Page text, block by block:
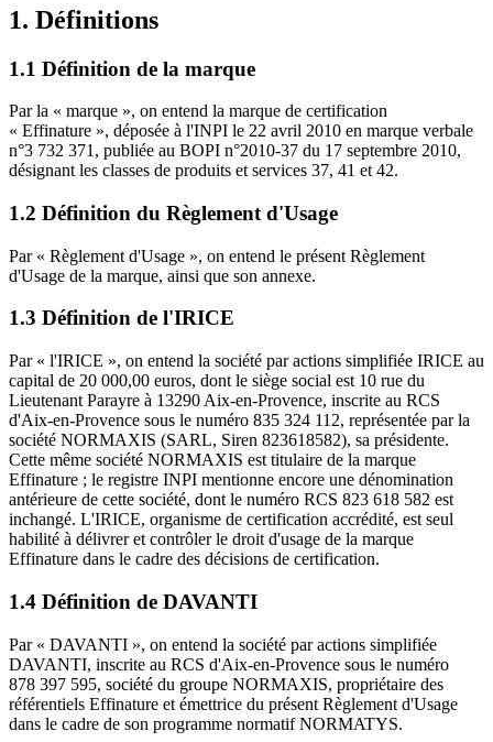
1. Définitions
1.1 Définition de la marque
Par la « marque », on entend la marque de certification
« Effinature », déposée à l'INPI le 22 avril 2010 en marque verbale
n°3 732 371, publiée au BOPI n°2010-37 du 17 septembre 2010,
désignant les classes de produits et services 37, 41 et 42.
1.2 Définition du Règlement d'Usage
Par « Règlement d'Usage », on entend le présent Règlement
d'Usage de la marque, ainsi que son annexe.
1.3 Définition de l'IRICE
Par « l'IRICE », on entend la société par actions simplifiée IRICE au
capital de 20 000,00 euros, dont le siège social est 10 rue du
Lieutenant Parayre à 13290 Aix-en-Provence, inscrite au RCS
d'Aix-en-Provence sous le numéro 835 324 112, représentée par la
société NORMAXIS (SARL, Siren 823618582), sa présidente.
Cette même société NORMAXIS est titulaire de la marque
Effinature ; le registre INPI mentionne encore une dénomination
antérieure de cette société, dont le numéro RCS 823 618 582 est
inchangé. L'IRICE, organisme de certification accrédité, est seul
habilité à délivrer et contrôler le droit d'usage de la marque
Effinature dans le cadre des décisions de certification.
1.4 Définition de DAVANTI
Par « DAVANTI », on entend la société par actions simplifiée
DAVANTI, inscrite au RCS d'Aix-en-Provence sous le numéro
878 397 595, société du groupe NORMAXIS, propriétaire des
référentiels Effinature et émettrice du présent Règlement d'Usage
dans le cadre de son programme normatif NORMATYS.